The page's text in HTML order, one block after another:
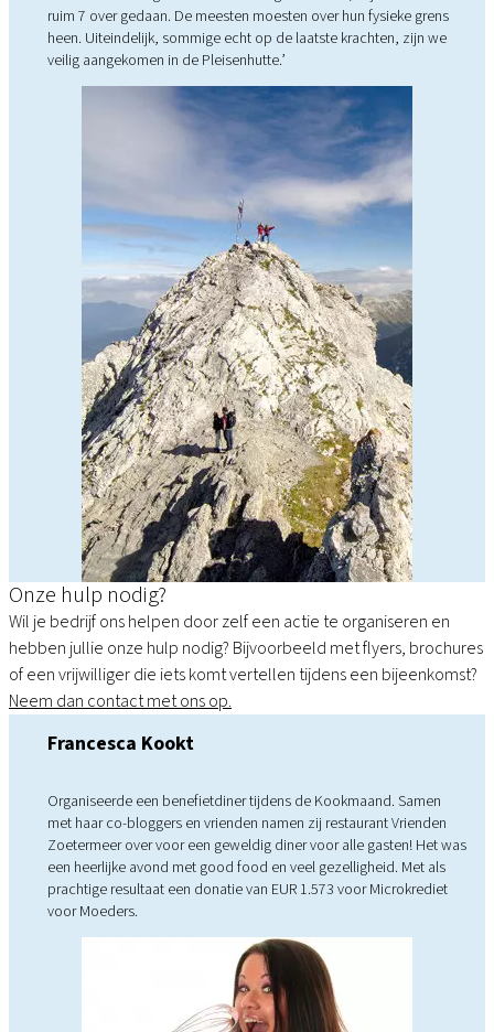
ruim 7 over gedaan. De meesten moesten over hun fysieke grens
heen. Uiteindelijk, sommige echt op de laatste krachten, zijn we
veilig aangekomen in de Pleisenhutte.’
Onze hulp nodig?
Wil je bedrijf ons helpen door zelf een actie te organiseren en
hebben jullie onze hulp nodig? Bijvoorbeeld met flyers, brochures
of een vrijwilliger die iets komt vertellen tijdens een bijeenkomst?
Neem dan contact met ons op.
Francesca Kookt
Organiseerde een benefietdiner tijdens de Kookmaand. Samen
met haar co-bloggers en vrienden namen zij restaurant Vrienden
Zoetermeer over voor een geweldig diner voor alle gasten! Het was
een heerlijke avond met good food en veel gezelligheid. Met als
prachtige resultaat een donatie van EUR 1.573 voor Microkrediet
voor Moeders.